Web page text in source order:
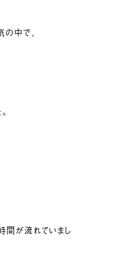
中で、
間が流れていまし